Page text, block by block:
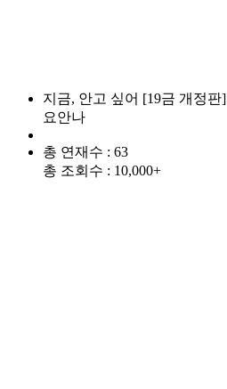
지금, 안고 싶어 [19금 개정판]
요안나
총 연재수 : 63
총 조회수 : 10,000+